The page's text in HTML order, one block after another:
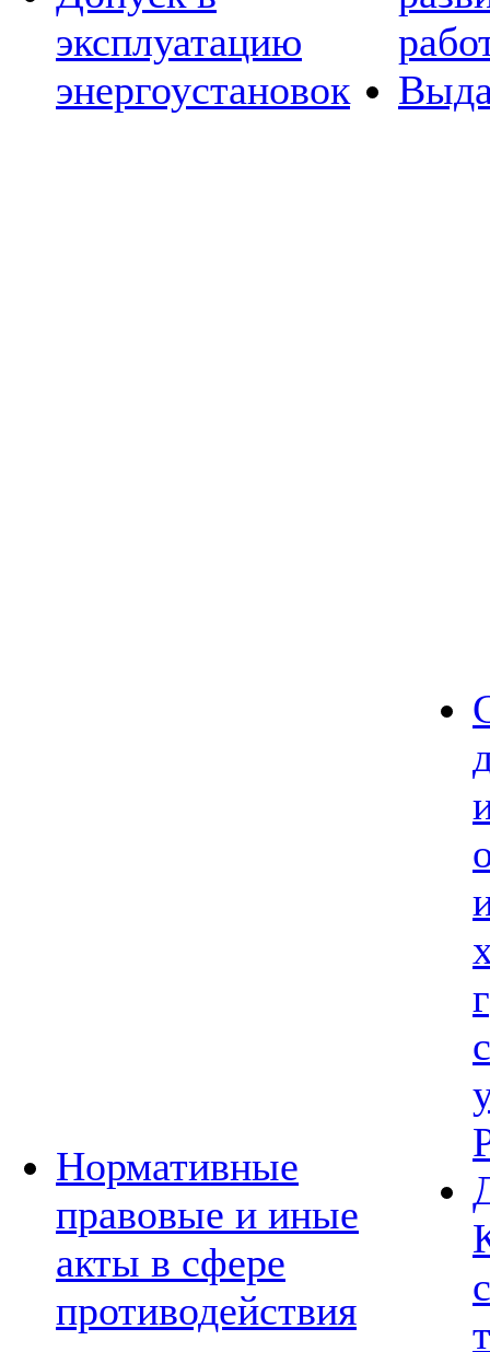
эксплуатацию
энергоустановок
Нормативные
правовые и иные
акты в сфере
противодействия